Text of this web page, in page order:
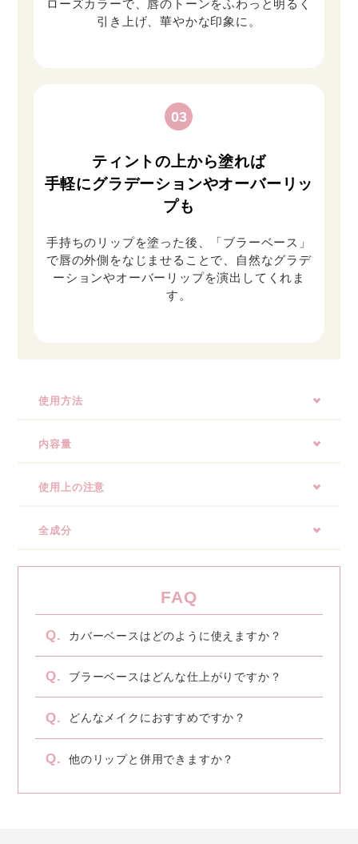
ローズカラーで、唇のトーンをふわっと明るく
引き上げ、華やかな印象に。
03
ティントの上から塗れば
手軽にグラデーションやオーバーリッ
プも
手持ちのリップを塗った後、「ブラーベース」
で唇の外側をなじませることで、自然なグラデ
ーションやオーバーリップを演出してくれま
す。
使用方法
内容量
使用上の注意
全成分
カバーベースはどのように使えますか？
ブラーベースはどんな仕上がりですか？
どんなメイクにおすすめですか？
他のリップと併用できますか？